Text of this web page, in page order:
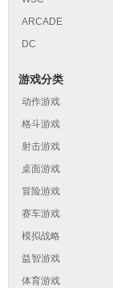
ARCADE
DC
游戏分类
动作游戏
格斗游戏
射击游戏
桌面游戏
冒险游戏
赛车游戏
模拟战略
益智游戏
体育游戏